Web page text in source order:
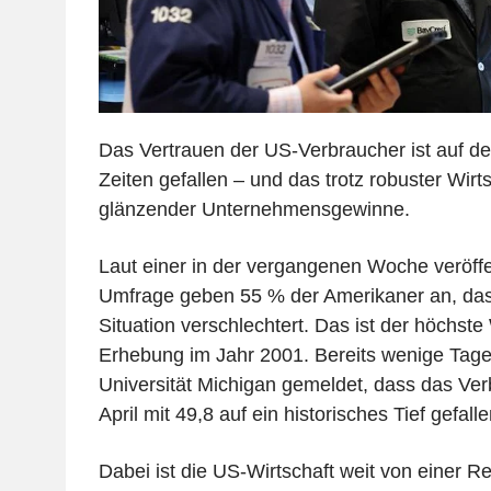
Das Vertrauen der US-Verbraucher ist auf
Zeiten gefallen – und das trotz robuster
glänzender Unternehmensgewinne.
Laut einer in der vergangenen Woche
Umfrage geben 55 % der Amerikaner an,
Situation verschlechtert. Das ist der
Erhebung im Jahr 2001. Bereits wenige
Universität Michigan gemeldet, dass das
April mit 49,8 auf ein historisches Tief
Dabei ist die US-Wirtschaft weit von einer